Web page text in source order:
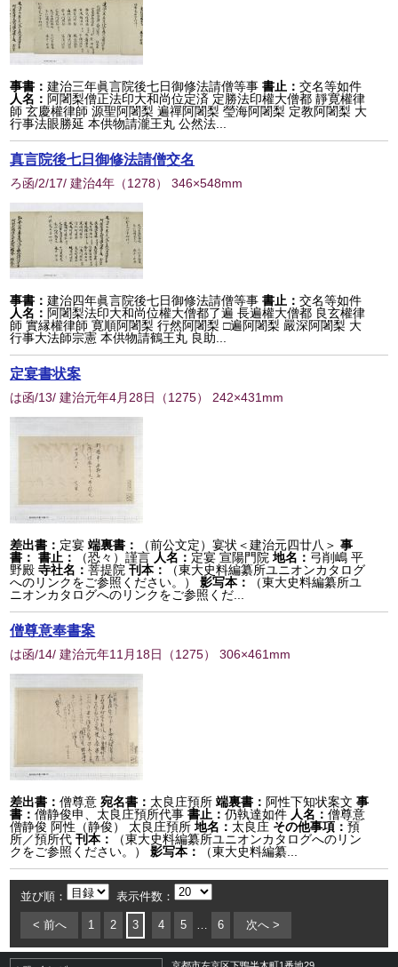
事書：建治三年眞言院後七日御修法請僧等事 書止：交名等如件
人名： 阿闍梨僧正法印大和尚位定済 定勝法印權大僧都 靜寛權律
師 玄慶權律師 源聖阿闍梨 遍禪阿闍梨 瑩海阿闍梨 定教阿闍梨 大
行事法眼勝延 本供物請瀧王丸 公然法...
真言院後七日御修法請僧交名
ろ函/2/17/ 建治4年 （1278） 346×548mm
事書：建治四年眞言院後七日御修法請僧等事 書止：交名等如件
人名： 阿闍梨法印大和尚位權大僧都了遍 長遍權大僧都 良玄權律
師 實縁權律師 寛順阿闍梨 行然阿闍梨 □遍阿闍梨 嚴深阿闍梨 大
行事大法師宗憲 本供物請鶴王丸 良助...
定宴書状案
は函/13/ 建治元年4月28日 （1275） 242×431mm
差出書： 定宴 端裏書： （前公文定）宴状＜建治元四廿八＞ 事
書： 書止： （恐々）謹言 人名： 定宴 宣陽門院 地名： 弓削嶋 平
野殿 寺社名：菩提院 刊本：
（東大史料編纂所ユニオンカタログ
へのリンクをご参照ください。）
影写本：
（東大史料編纂所ユ
ニオンカタログへのリンクをご参照くだ...
僧尊意奉書案
は函/14/ 建治元年11月18日 （1275） 306×461mm
差出書：僧尊意 宛名書： 太良庄預所 端裏書： 阿性下知状案文 事
書：僧静俊申、太良庄預所代事書止：仍執達如件 人名：僧尊意
僧静俊 阿性（静俊） 太良庄預所 地名： 太良庄 その他事項：預
所／預所代 刊本：
（東大史料編纂所ユニオンカタログへのリン
クをご参照ください。）
影写本： （東大史料編纂...
並び順： 表示件数：
< 前へ 1 2 3 4 5 … 6 次へ >